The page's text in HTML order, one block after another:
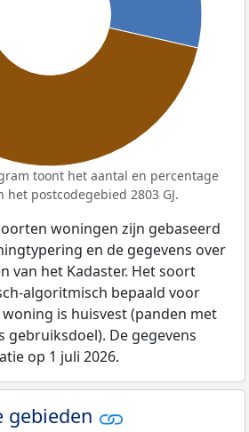
toont het aantal en percentage
postcodegebied 2803 GJ.
woningen zijn gebaseerd
en de gegevens over
van het Kadaster. Het soort
algoritmisch bepaald voor
is huisvest (panden met
gebruiksdoel). De gegevens
op 1 juli 2026.
gebieden